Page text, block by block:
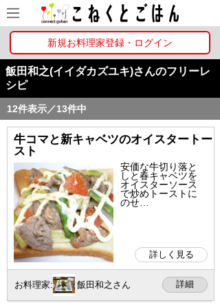
新規お料理家登録・ログイン
飯田和之(イイダカズユキ)さんのフリーレ
シピ
12件表示／13件中
牛コマと新キャベツのオイスタートー
スト
安価な牛切り落と
しと春キャベツを
オイスターソース
で炒めトーストに
のせ…
詳しく見る
お料理家: 飯田和之さん 詳細